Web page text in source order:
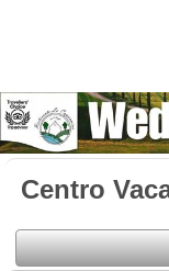
Centro